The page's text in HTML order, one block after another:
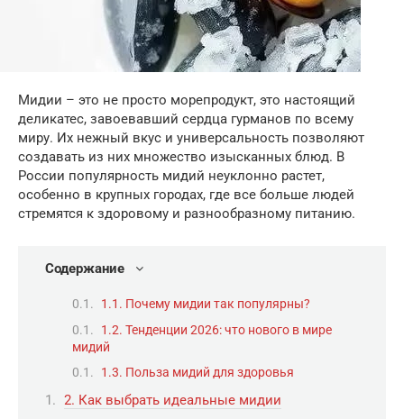
Мидии – это не просто морепродукт, это настоящий
деликатес, завоевавший сердца гурманов по всему
миру. Их нежный вкус и универсальность позволяют
создавать из них множество изысканных блюд. В
России популярность мидий неуклонно растет,
особенно в крупных городах, где все больше людей
стремятся к здоровому и разнообразному питанию.
Содержание
1.1. Почему мидии так популярны?
1.2. Тенденции 2026: что нового в мире
мидий
1.3. Польза мидий для здоровья
2. Как выбрать идеальные мидии